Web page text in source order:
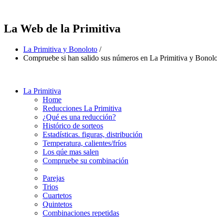
La Web de la Primitiva
La Primitiva y Bonoloto /
Compruebe si han salido sus números en La Primitiva y
La Primitiva
Home
Reducciones La Primitiva
¿Qué es una reducción?
Histórico de sorteos
Estadísticas. figuras, distribución
Temperatura, calientes/fríos
Los qúe mas salen
Compruebe su combinación
Parejas
Trios
Cuartetos
Quintetos
Combinaciones repetidas